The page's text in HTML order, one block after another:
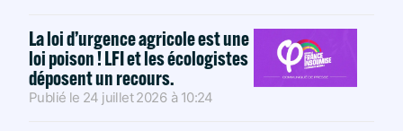
La loi d’urgence agricole est une
loi poison ! LFI et les écologistes
déposent un recours.
Publié le 24 juillet 2026 à 10:24